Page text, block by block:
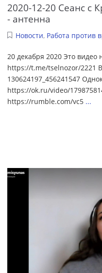
2020-12-20 Сеанс с
- антенна
Новости, Работа против
20 декабря 2020 Это видео
https://t.me/tselnozor/2221
130624197_456241547
https://ok.ru/video/
https://rumble.com/vc5 ...